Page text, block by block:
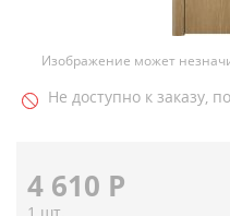
Изображение может
Не доступно к заказу,
4 610 Р